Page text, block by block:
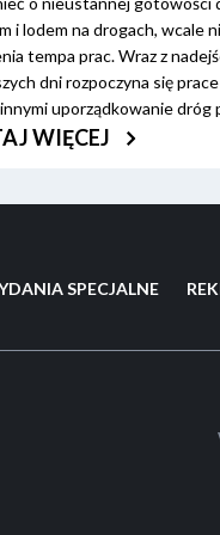
i lodem na drogach, wcale
tempa prac. Wraz z
dni rozpoczyna się
uporządkowanie dróg
uprzątnięcie śniegu i
WIĘCEJ
SPECJALNE